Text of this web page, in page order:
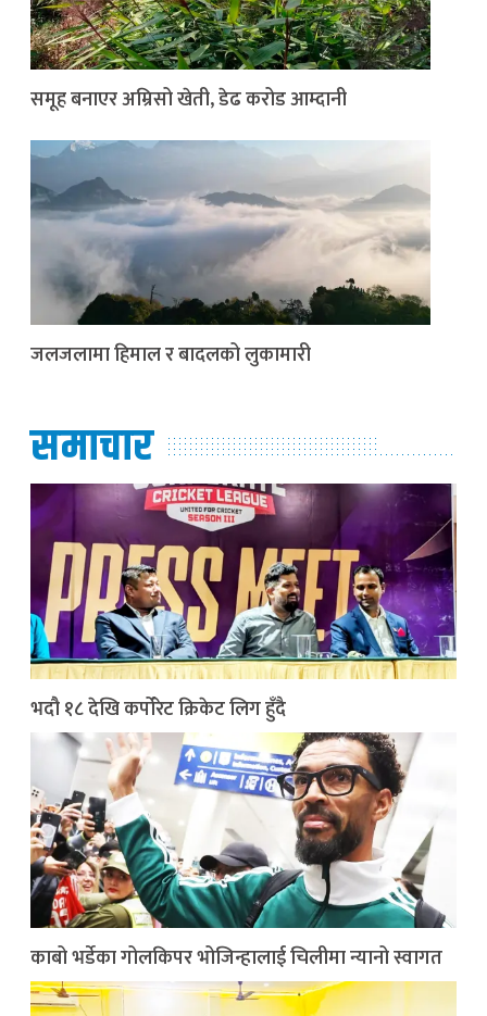
समूह बनाएर अम्रिसो खेती, डेढ करोड आम्दानी
जलजलामा हिमाल र बादलको लुकामारी
समाचार
भदौ १८ देखि कर्पोरेट क्रिकेट लिग हुँदै
काबो भर्डेका गोलकिपर भोजिन्हालाई चिलीमा न्यानो स्वागत